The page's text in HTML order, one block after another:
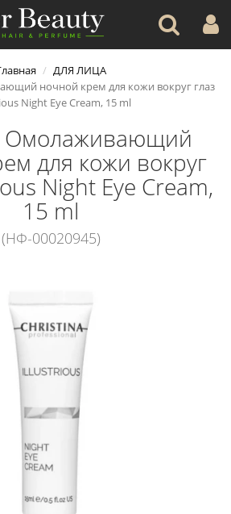
ДЛЯ ЛИЦА
ночной крем для кожи вокруг глаз
Night Eye Cream, 15 ml
Омолаживающий
для кожи вокруг
Night Eye Cream,
15 ml
(НФ-00020945)